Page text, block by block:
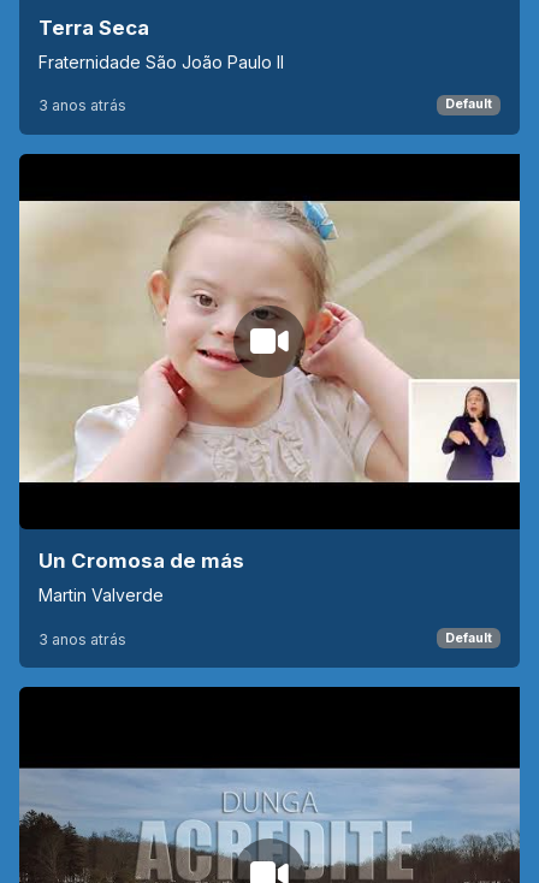
Terra Seca
Fraternidade São João Paulo II
3 anos atrás Default
Un Cromosa de más
Martin Valverde
3 anos atrás Default